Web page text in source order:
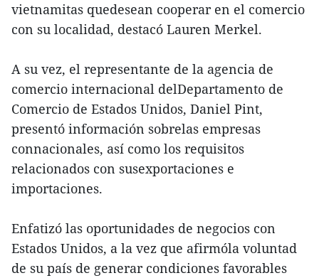
vietnamitas quedesean cooperar en el comercio
con su localidad, destacó Lauren Merkel.
A su vez, el representante de la agencia de
comercio internacional delDepartamento de
Comercio de Estados Unidos, Daniel Pint,
presentó información sobrelas empresas
connacionales, así como los requisitos
relacionados con susexportaciones e
importaciones.
Enfatizó las oportunidades de negocios con
Estados Unidos, a la vez que afirmóla voluntad
de su país de generar condiciones favorables